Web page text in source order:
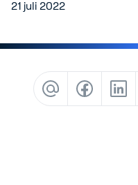
Careers
Contact
Blog
21 juli 2022